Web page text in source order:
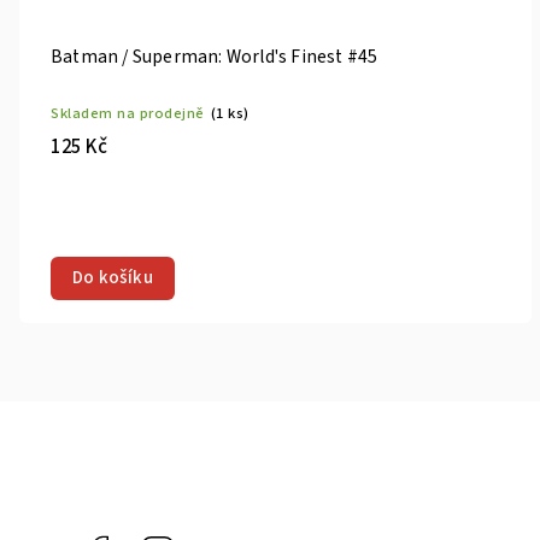
Batman / Superman: World's Finest #45
Skladem na prodejně (1 ks)
125 Kč
Do košíku